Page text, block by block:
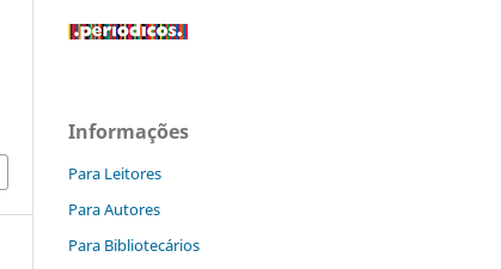
Informações
Para Leitores
Para Autores
Para Bibliotecários